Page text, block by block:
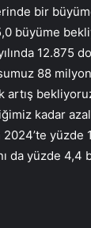
bir
büyüme
12.875
88
kadar
yüzde
da yüzde 4,4